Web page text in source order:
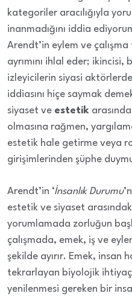
kategoriler aracılığıyla
inanmadığını iddia
Arendt’in eylem ve
ayrımını ihlal eder;
izleyicilerin siyasi
iddiasını hiçe saymak
siyaset ve estetik
olmasına rağmen,
estetik hale getirme veya
girişimlerinden şüphe
Arendt’in ‘İnsanlık Durumu
estetik ve siyaset
yorumlamada zorluğun
çalışmada, emek, iş ve
şekilde ayırır. Emek, insan
tekrarlayan biyolojik
yenilenmesi gereken bir